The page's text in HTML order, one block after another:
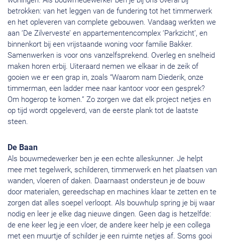
betrokken: van het leggen van de fundering tot het timmerwerk
en het opleveren van complete gebouwen. Vandaag werkten we
aan ‘De Zilverveste’ en appartementencomplex ‘Parkzicht’, en
binnenkort bij een vrijstaande woning voor familie Bakker.
Samenwerken is voor ons vanzelfsprekend. Overleg en snelheid
maken horen erbij. Uiteraard nemen we elkaar in de zeik of
gooien we er een grap in, zoals “Waarom nam Diederik, onze
timmerman, een ladder mee naar kantoor voor een gesprek?
Om hogerop te komen.” Zo zorgen we dat elk project netjes en
op tijd wordt opgeleverd, van de eerste plank tot de laatste
steen.
De Baan
Als bouwmedewerker ben je een echte alleskunner. Je helpt
mee met tegelwerk, schilderen, timmerwerk en het plaatsen van
wanden, vloeren of daken. Daarnaast ondersteun je de bouw
door materialen, gereedschap en machines klaar te zetten en te
zorgen dat alles soepel verloopt. Als bouwhulp spring je bij waar
nodig en leer je elke dag nieuwe dingen. Geen dag is hetzelfde:
de ene keer leg je een vloer, de andere keer help je een collega
met een muurtje of schilder je een ruimte netjes af. Soms gooi